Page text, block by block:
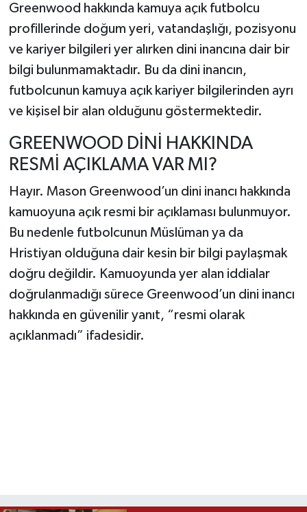
Greenwood hakkında kamuya açık futbolcu
profillerinde doğum yeri, vatandaşlığı, pozisyonu
ve kariyer bilgileri yer alırken dini inancına dair bir
bilgi bulunmamaktadır. Bu da dini inancın,
futbolcunun kamuya açık kariyer bilgilerinden ayrı
ve kişisel bir alan olduğunu göstermektedir.
GREENWOOD DİNİ HAKKINDA
RESMİ AÇIKLAMA VAR MI?
Hayır. Mason Greenwood’un dini inancı hakkında
kamuoyuna açık resmi bir açıklaması bulunmuyor.
Bu nedenle futbolcunun Müslüman ya da
Hristiyan olduğuna dair kesin bir bilgi paylaşmak
doğru değildir. Kamuoyunda yer alan iddialar
doğrulanmadığı sürece Greenwood’un dini inancı
hakkında en güvenilir yanıt, “resmi olarak
açıklanmadı” ifadesidir.